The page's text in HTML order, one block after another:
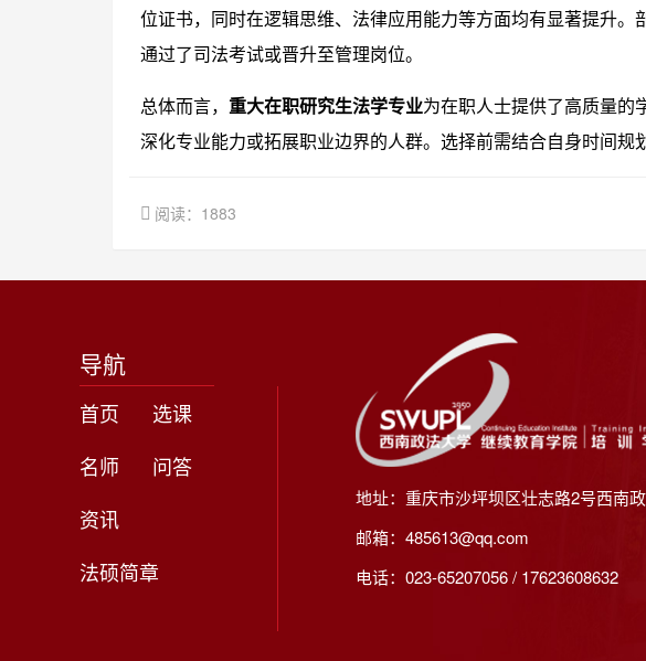
位证书，同时在逻辑思维、法律应用能力等方面均有显著提升。
通过了司法考试或晋升至管理岗位。
总体而言， 重大在职研究生法学专业为在职人士提供了高质量的
深化专业能力或拓展职业边界的人群。选择前需结合自身时间规
阅读：1883
导航
首页
选课
名师
问答
资讯
法硕简章
地址：重庆市沙坪坝区壮志路2号西南
邮箱：485613@qq.com
电话：023-65207056 / 17623608632